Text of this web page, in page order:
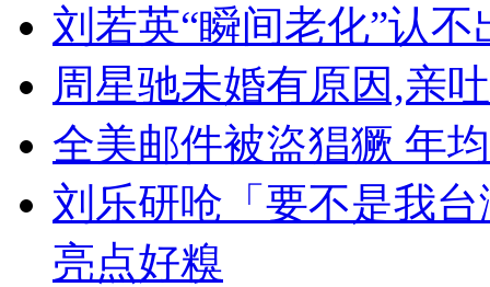
刘若英“瞬间老化”认
周星驰未婚有原因,亲
全美邮件被盜猖獗 年
刘乐研呛「要不是我
亮点好糗